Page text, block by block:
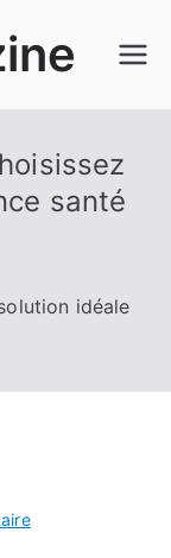
santé
idéale
sur